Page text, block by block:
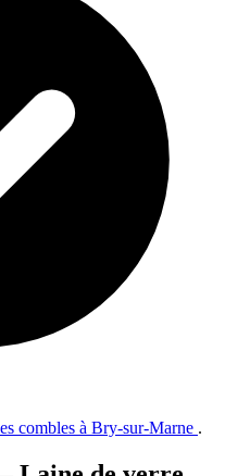
combles à Bry-sur-Marne .